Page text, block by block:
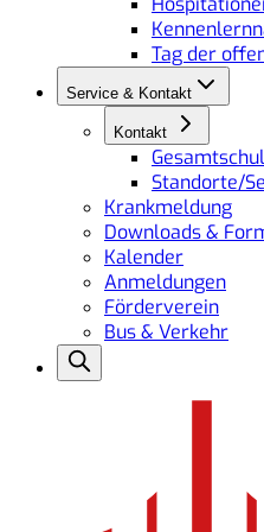
Tag der
Service & Kontakt
Kontakt
Standorte/
Krankmeldung
Downloads &
Kalender
Anmeldungen
Förderverein
Bus & Verkehr